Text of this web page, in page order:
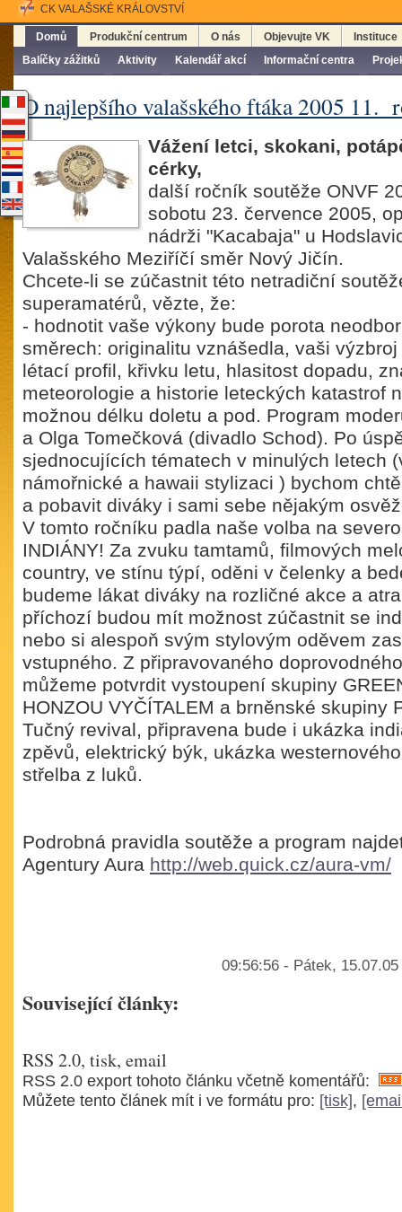
CK VALAŠSKÉ KRÁLOVSTVÍ
Domů
Balíčky zážitků
Aktivity Kalendář akcí Informační centra
Produkční centrum O nás Objevujte VK Instituce
O najlepšího valašského ftáka 2005 11.
Vážení letci, skokani,
cérky,
další ročník soutěže ONVF
sobotu 23. července 2005,
nádrži "Kacabaja" u
Valašského Meziříčí směr Nový Jičín.
Chcete-li se zúčastnit této netradiční
superamatérů, vězte, že:
- hodnotit vaše výkony bude porota
směrech: originalitu vznášedla, vaši
létací profil, křivku letu, hlasitost dopadu,
meteorologie a historie leteckých katastrof
možnou délku doletu a pod. Program
a Olga Tomečková (divadlo Schod). Po
sjednocujících tématech v minulých letech
námořnické a hawaii stylizaci ) bychom
a pobavit diváky i sami sebe nějakým
V tomto ročníku padla naše volba na
INDIÁNY! Za zvuku tamtamů, filmových
country, ve stínu týpí, oděni v čelenky a
budeme lákat diváky na rozličné akce a
příchozí budou mít možnost zúčastnit se
nebo si alespoň svým stylovým oděvem
vstupného. Z připravovaného
můžeme potvrdit vystoupení skupiny
HONZOU VYČÍTALEM a brněnské skupiny
Tučný revival, připravena bude i ukázka
zpěvů, elektrický býk, ukázka
střelba z luků.
Podrobná pravidla soutěže a program
Agentury Aura http://web.quick.cz/aura-vm/
09:56:56 - Pátek,
Související články:
RSS 2.0, tisk, email
RSS 2.0 export tohoto článku včetně komentářů:
Můžete tento článek mít i ve formátu pro: [tisk],